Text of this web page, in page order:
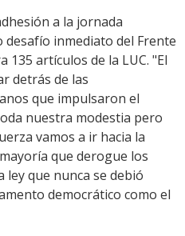
a la jornada
desafío inmediato del Frente
artículos de la LUC. "El
detrás de las
que impulsaron el
nuestra modestia pero
vamos a ir hacia la
que derogue los
que nunca se debió
democrático como el